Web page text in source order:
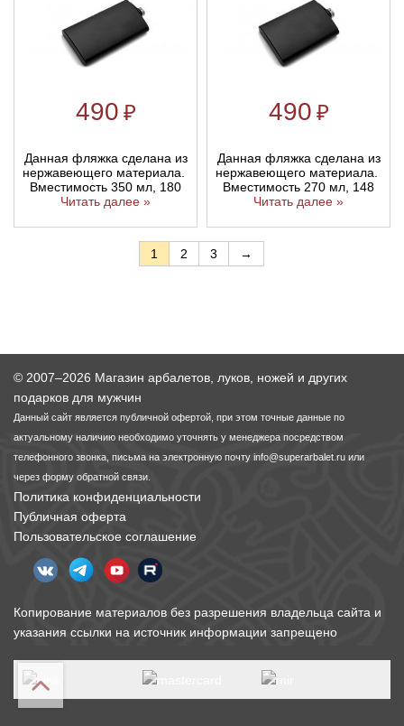
490 ₽
Данная фляжка сделана из
нержавеющего материала.
Вместимость 350 мл, 180
Читать далее »
490 ₽
Данная фляжка сделана из
нержавеющего материала.
Вместимость 270 мл, 148
Читать далее »
1 2 3 →
© 2007–2026 Магазин арбалетов, луков, ножей и других
подарков для мужчин
Данный сайт является публичной офертой, при этом точные данные по
актуальному наличию необходимо уточнять у менеджера посредством
телефонного звонка, письма на электронную почту info@superarbalet.ru или
через форму обратной связи.
Политика конфиденциальности
Публичная оферта
Пользовательское соглашение
Копирование материалов без разрешения владельца сайта и
указания ссылки на источник информации запрещено